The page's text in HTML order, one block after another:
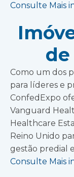
Consulte Mais
de
Como um dos
para líderes e
ConfedExpo
Vanguard
Healthcare
Reino Unido
gestão predial
Consulte Mais